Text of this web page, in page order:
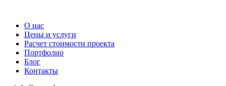
О нас
Цены и услуги
Расчет стоимости проекта
Портфолио
Блог
Контакты